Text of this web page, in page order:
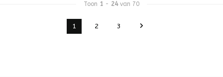
Toon 1 - 24van 70
1 2 3